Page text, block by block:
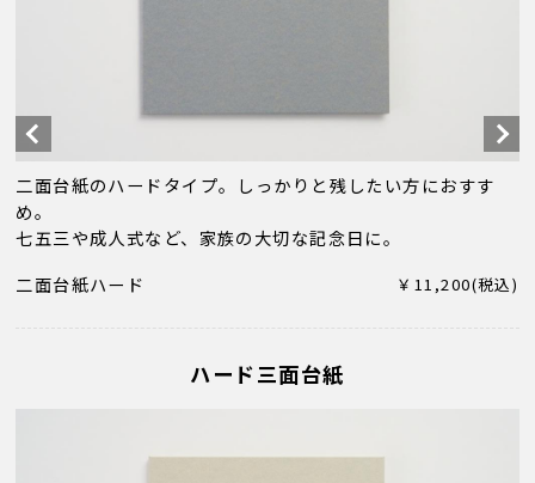
二面台紙のハードタイプ。しっかりと残したい方におすす
め。
七五三や成人式など、家族の大切な記念日に。
二面台紙ハード ￥11,200(税込)
ハード三面台紙